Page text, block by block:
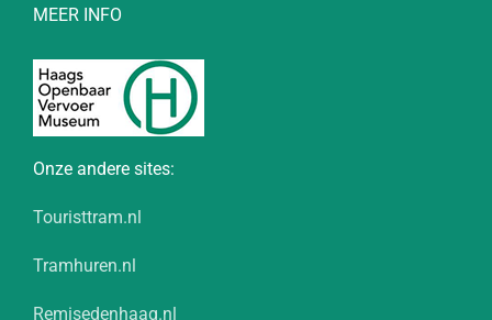
MEER INFO
Onze andere sites:
Touristtram.nl
Tramhuren.nl
Remisedenhaag.nl